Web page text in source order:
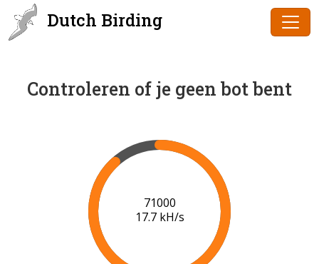
Dutch Birding
Controleren of je geen bot bent
73000
17.8 kH/s